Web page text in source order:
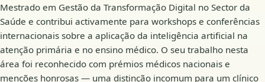
Mestrado em Gestão da Transformação Digital no Sector da
Saúde e contribui activamente para workshops e conferências
internacionais sobre a aplicação da inteligência artificial na
atenção primária e no ensino médico. O seu trabalho nesta
área foi reconhecido com prémios médicos nacionais e
menções honrosas — uma distinção incomum para um clínico